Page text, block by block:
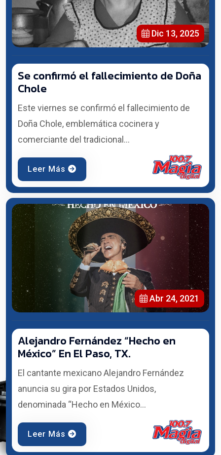
Dic 13, 2025
Se confirmó el fallecimiento de Doña
Chole
Este viernes se confirmó el fallecimiento de
Doña Chole, emblemática cocinera y
comerciante del tradicional...
Leer Más
Abr 24, 2021
Alejandro Fernández “Hecho en
México” En El Paso, TX.
El cantante mexicano Alejandro Fernández
anuncia su gira por Estados Unidos,
denominada “Hecho en México...
Leer Más